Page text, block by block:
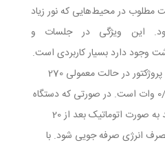
مطلوب در محیط‌هایی که نور زیاد
این ویژگی در جلسات و
وجود دارد بسیار کاربردی است.
میزان توان مصرفی این ویدئو پروژکتور در حالت معمولی 270
وات و در حالت آماده به کار 0/5 وات است. در صورتی که دستگاه
به صورت غیر فعال روشن بماند به صورت اتوماتیک بعد از 20
انرژی صرفه جویی شود. با